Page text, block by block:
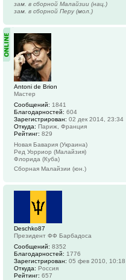
зам. в сборной Малайзии (нац.)
зам. в сборной Перу (мол.)
Antoni de Brion
Мастер
Сообщений: 1841
Благодарностей: 604
Зарегистрирован: 02 дек 2014, 23:34
Откуда: Париж, Франция
Рейтинг: 829
Новая Бавария (Украина)
Ред Уорриор (Малайзия)
Флорида (Куба)
Сборная Малайзии (юн.)
Deschko87
Президент ФФ Барбадоса
Сообщений: 8352
Благодарностей: 1776
Зарегистрирован: 05 фев 2010, 10:18
Откуда: Россия
Рейтинг: 657